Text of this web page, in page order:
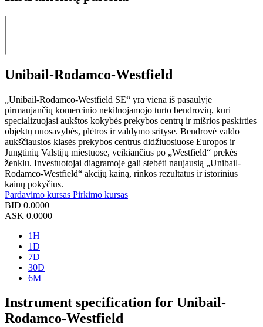
Unibail-Rodamco-Westfield
„Unibail-Rodamco-Westfield SE“ yra viena iš pasaulyje
pirmaujančių komercinio nekilnojamojo turto bendrovių, kuri
specializuojasi aukštos kokybės prekybos centrų ir mišrios paskirties
objektų nuosavybės, plėtros ir valdymo srityse. Bendrovė valdo
aukščiausios klasės prekybos centrus didžiuosiuose Europos ir
Jungtinių Valstijų miestuose, veikiančius po „Westfield“ prekės
ženklu. Investuotojai diagramoje gali stebėti naujausią „Unibail-
Rodamco-Westfield“ akcijų kainą, rinkos rezultatus ir istorinius
kainų pokyčius.
Pardavimo kursas Pirkimo kursas
BID 0.0000
ASK 0.0000
1H
1D
7D
30D
6M
Instrument specification for Unibail-
Rodamco-Westfield